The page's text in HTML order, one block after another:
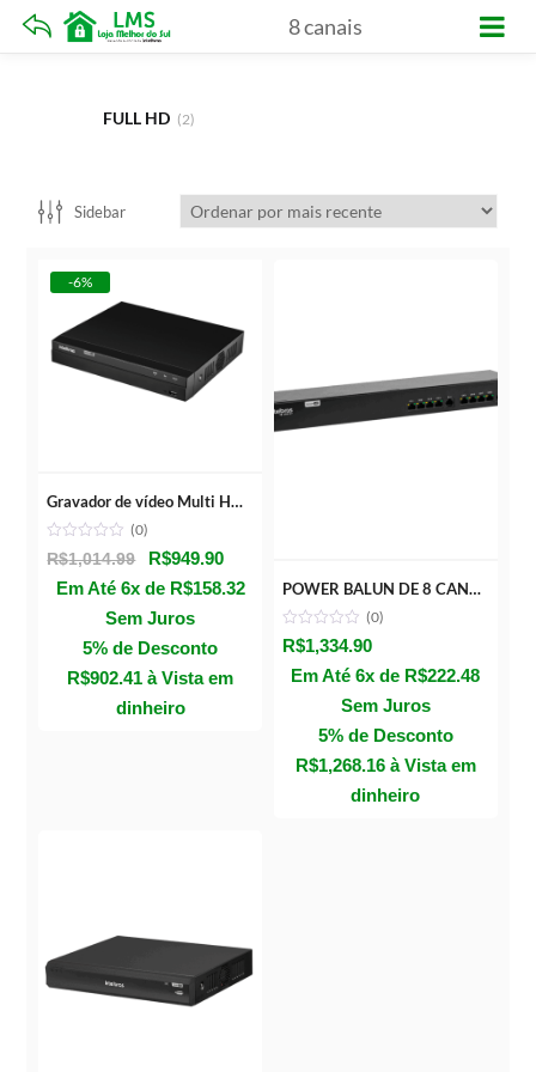
8 canais
FULL HD (2)
Sidebar
-6%
Gravador de vídeo Multi HD com 8 canais – MHDX 1308
(0)
R$1,014.99
O
preço
original
era:
R$1,014.99.
R$949.90O
preço
R$949.90.
Em Até 6x de R$158.32
Sem Juros
5% de Desconto
R$902.41 à Vista em
dinheiro
POWER BALUN DE 8 CANAIS – VB 1008 WP
(0)
R$1,334.90
Em Até 6x de R$222.48
Sem Juros
5% de Desconto
R$1,268.16 à Vista em
dinheiro